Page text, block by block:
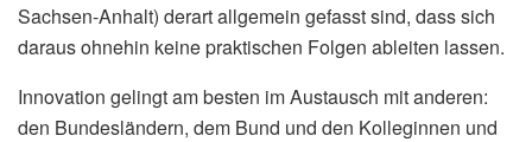
Sachsen-Anhalt) derart allgemein gefasst sind, dass sich
daraus ohnehin keine praktischen Folgen ableiten lassen.
Innovation gelingt am besten im Austausch mit anderen:
den Bundesländern, dem Bund und den Kolleginnen und